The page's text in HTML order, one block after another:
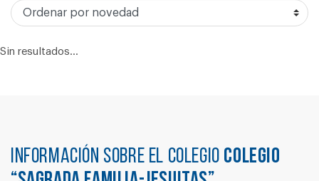
Sin resultados...
Información sobre el colegio COLEGIO